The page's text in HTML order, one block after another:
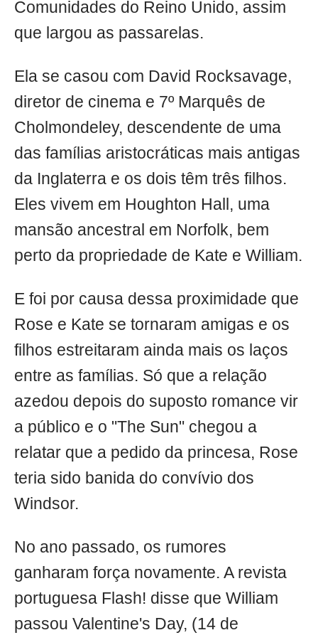
Comunidades do Reino Unido, assim
que largou as passarelas.
Ela se casou com David Rocksavage,
diretor de cinema e 7º Marquês de
Cholmondeley, descendente de uma
das famílias aristocráticas mais antigas
da Inglaterra e os dois têm três filhos.
Eles vivem em Houghton Hall, uma
mansão ancestral em Norfolk, bem
perto da propriedade de Kate e William.
E foi por causa dessa proximidade que
Rose e Kate se tornaram amigas e os
filhos estreitaram ainda mais os laços
entre as famílias. Só que a relação
azedou depois do suposto romance vir
a público e o "The Sun" chegou a
relatar que a pedido da princesa, Rose
teria sido banida do convívio dos
Windsor.
No ano passado, os rumores
ganharam força novamente. A revista
portuguesa Flash! disse que William
passou Valentine's Day, (14 de